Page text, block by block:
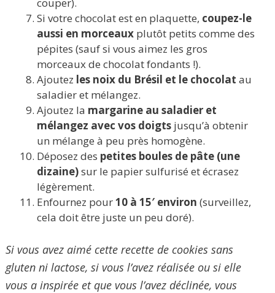
couper).
Si votre chocolat est en plaquette, coupez-le
aussi en morceaux plutôt petits comme des
pépites (sauf si vous aimez les gros
morceaux de chocolat fondants !).
Ajoutez les noix du Brésil et le chocolat au
saladier et mélangez.
Ajoutez la margarine au saladier et
mélangez avec vos doigts jusqu’à obtenir
un mélange à peu près homogène.
Déposez des petites boules de pâte (une
dizaine)sur le papier sulfurisé et écrasez
légèrement.
Enfournez pour10 à 15′ environ (surveillez,
cela doit être juste un peu doré).
Si vous avez aimé cette recette de cookies sans
gluten ni lactose, si vous l’avez réalisée ou si elle
vous a inspirée et que vous l’avez déclinée, vous